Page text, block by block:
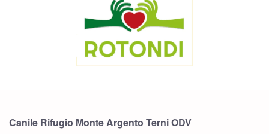
Canile Rifugio Monte Argento Terni ODV